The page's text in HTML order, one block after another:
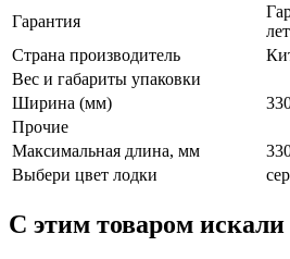
Гарантия
Страна производитель
Вес и габариты упаковки
Ширина (мм)
Прочие
Максимальная длина, мм
Выбери цвет лодки
C этим товаром искали